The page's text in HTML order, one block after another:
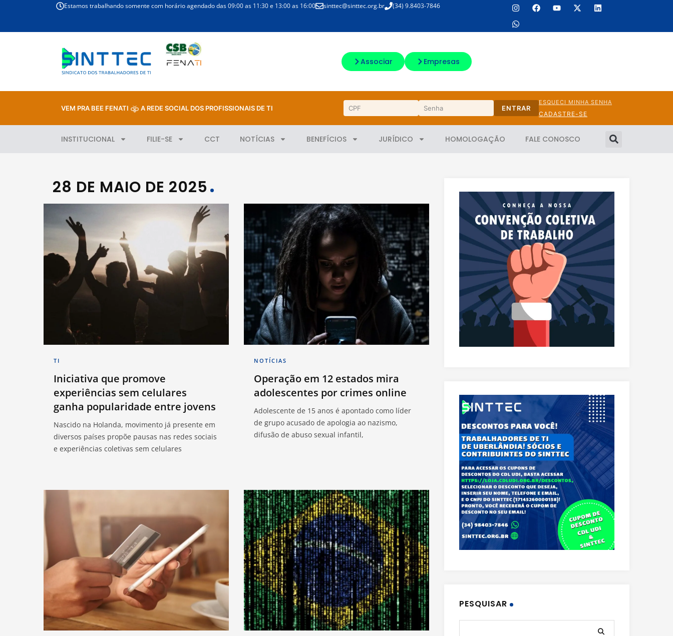
Estamos trabalhando somente com horário agendado das 09:00 as 11:30 e 13:00 as 16:00 sinttec@sinttec.org.br (34) 9.8403-7846
Associar Empresas
VEM PRA BEE FENATI A REDE SOCIAL DOS PROFISSIONAIS DE TI ENTRAR
ESQUECI MINHA SENHA
CADASTRE-SE
INSTITUCIONAL FILIE-SE CCT NOTÍCIAS BENEFÍCIOS JURÍDICO HOMOLOGAÇÃO FALE CONOSCO
28 DE MAIO DE 2025
TI
Iniciativa que promove
experiências sem celulares
ganha popularidade entre jovens
Nascido na Holanda, movimento já presente em
diversos países propõe pausas nas redes sociais
e experiências coletivas sem celulares
NOTÍCIAS
Operação em 12 estados mira
adolescentes por crimes online
Adolescente de 15 anos é apontado como líder
de grupo acusado de apologia ao nazismo,
difusão de abuso sexual infantil,
PESQUISAR